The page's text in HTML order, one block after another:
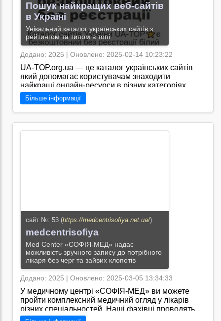
Пошук найкращих веб-сайтів
в Україні
Унікальний каталог українських сайтів з
рейтингом та типом в топі
Додано: 2025 | Оновлено: 2025-02-14 10:23:22
UA-TOP.org.ua — це каталог українських сайтів
який допомагає користувачам знаходити
найкращі онлайн-ресурси в різних категоріях.
Платформа обєднує перевірені та якісні веб-
сайти сприяючи їх популяризації та покращенню
видимості в пошукових системах./Сайт "https://ua-
top.org.ua" пропонує широкий спектр категорій
сайтів, від розваг та новин до освіти та бізнесу, що
Більше інформації
сайт №: 53 (https://medcentrisofiya.net.ua/)
medcentrisofiya
Med Center «СОФІЯ-МЕД» надає
можливість зручного запису до потрібного
лікаря без черг та зайвих клопотів
Додано: 2025 | Оновлено: 2025-03-05 13:34:33
У медичному центрі «СОФІЯ-МЕД» ви можете
пройти комплексний медичний огляд у лікарів
різних спеціальностей. Наші фахівці проводять
профілактичні огляди медичні консультації та